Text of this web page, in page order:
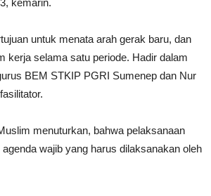
untuk menata arah gerak baru, dan
kerja selama satu periode. Hadir dalam
BEM STKIP PGRI Sumenep dan Nur
menuturkan, bahwa pelaksanaan
wajib yang harus dilaksanakan oleh